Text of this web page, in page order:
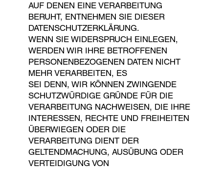
AUF DENEN EINE VERARBEITUNG
BERUHT, ENTNEHMEN SIE DIESER
DATENSCHUTZERKLÄRUNG.
WENN SIE WIDERSPRUCH EINLEGEN,
WERDEN WIR IHRE BETROFFENEN
PERSONENBEZOGENEN DATEN NICHT
MEHR VERARBEITEN, ES
SEI DENN, WIR KÖNNEN ZWINGENDE
SCHUTZWÜRDIGE GRÜNDE FÜR DIE
VERARBEITUNG NACHWEISEN, DIE IHRE
INTERESSEN, RECHTE UND FREIHEITEN
ÜBERWIEGEN ODER DIE
VERARBEITUNG DIENT DER
GELTENDMACHUNG, AUSÜBUNG ODER
VERTEIDIGUNG VON